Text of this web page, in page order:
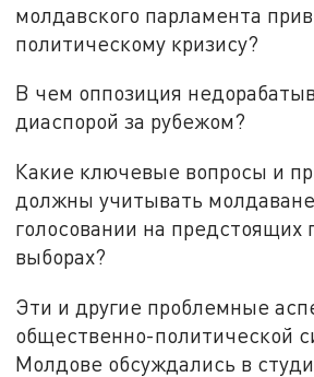
молдавского парламента
политическому кризису?
В чем оппозиция
диаспорой за рубежом?
Какие ключевые вопросы и
должны учитывать
голосовании на предстоящих
выборах?
Эти и другие проблемные
общественно-политической
Молдове обсуждались в